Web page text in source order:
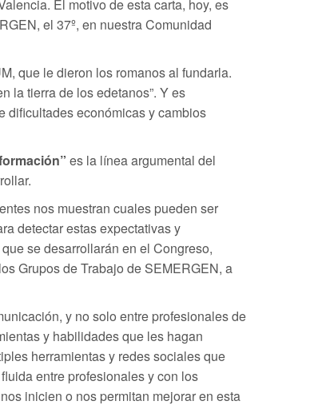
El motivo de esta carta, hoy, es
el 37º, en nuestra Comunidad
que le dieron los romanos al fundarla.
la tierra de los edetanos”. Y es
dificultades económicas y cambios
es la línea argumental del
nos muestran cuales pueden ser
detectar estas expectativas y
se desarrollarán en el Congreso,
Grupos de Trabajo de SEMERGEN, a
y no solo entre profesionales de
y habilidades que les hagan
herramientas y redes sociales que
entre profesionales y con los
inicien o nos permitan mejorar en esta